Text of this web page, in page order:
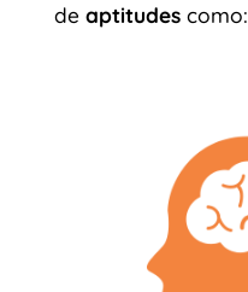
de aptitudescomo: